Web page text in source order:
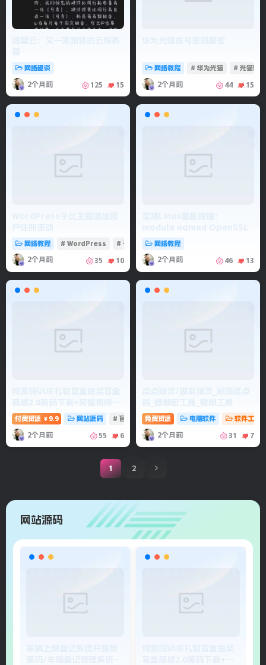
网络趣谈
2个月前 125 15
网络教程 # 华为光猫 # 光猫密
2个月前 44 15
网络教程 # WordPress # 子比主题
2个月前 35 10
网络教程
2个月前 46 13
程
付费资源 ￥ 9.9 网站源码 # 盲盒 # 抽奖盲盒 # 盲盒抽奖系统
2个月前 55 6
免费资源 电脑软件 软件工具
2个月前 31 7
1 2
网站源码